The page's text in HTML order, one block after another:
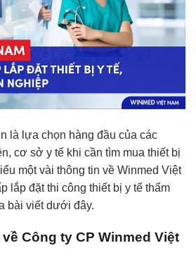
là lựa chọn hàng đầu của các
cơ sở y tế khi cần tìm mua thiết bị
một vài thông tin về Winmed Việt
lắp đặt thi công thiết bị y tế thẩm
bài viết dưới đây.
Công ty CP Winmed Việt